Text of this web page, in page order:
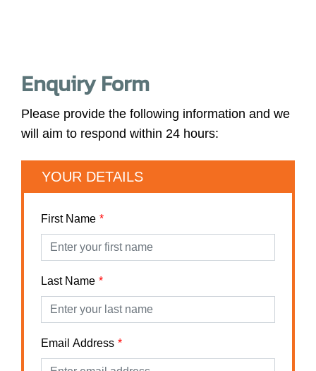
Enquiry Form
Please provide the following information and we
will aim to respond within 24 hours:
YOUR DETAILS
First Name
Last Name
Email Address